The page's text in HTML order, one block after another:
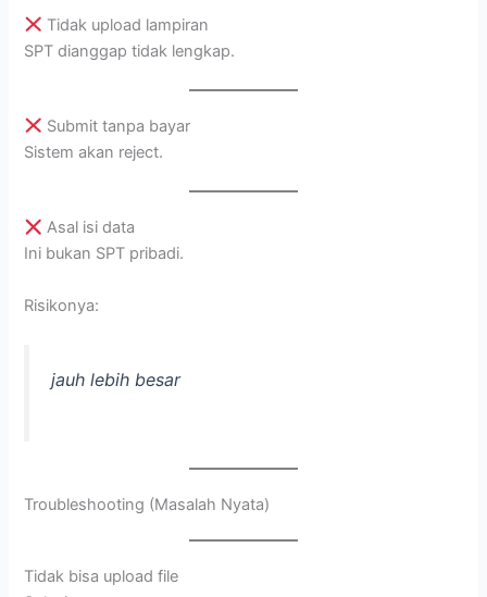
Tidak upload lampiran
SPT dianggap tidak lengkap.
Submit tanpa bayar
Sistem akan reject.
Asal isi data
Ini bukan SPT pribadi.
Risikonya:
jauh lebih besar
Troubleshooting (Masalah Nyata)
Tidak bisa upload file